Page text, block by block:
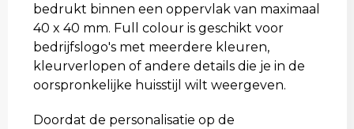
bedrukt binnen een oppervlak van maximaal
40 x 40 mm. Full colour is geschikt voor
bedrijfslogo's met meerdere kleuren,
kleurverlopen of andere details die je in de
oorspronkelijke huisstijl wilt weergeven.
Doordat de personalisatie op de